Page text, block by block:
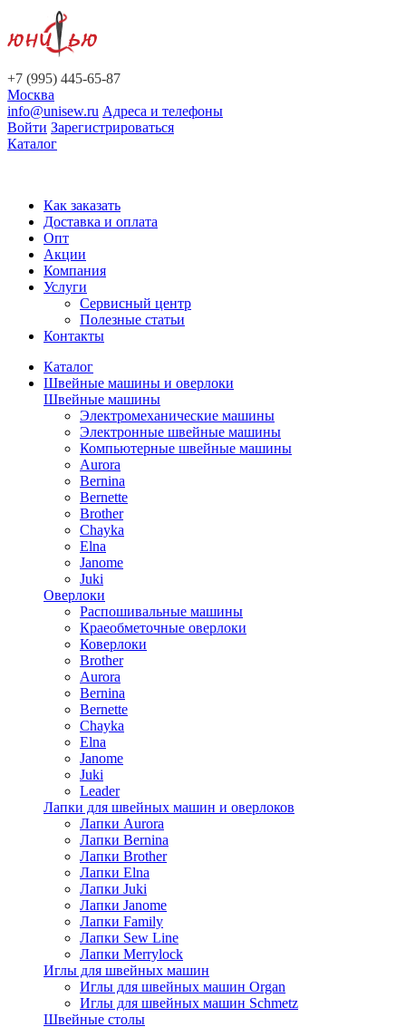
+7 (995) 445-65-87
Москва
info@unisew.ru Адреса и телефоны
Войти Зарегистрироваться
Каталог
Как заказать
Доставка и оплата
Опт
Акции
Компания
Услуги
Сервисный центр
Полезные статьи
Контакты
Каталог
Швейные машины и оверлоки
Швейные машины
Электромеханические машины
Электронные швейные машины
Компьютерные швейные машины
Aurora
Bernina
Bernette
Brother
Chayka
Elna
Janome
Juki
Оверлоки
Распошивальные машины
Краеобметочные оверлоки
Коверлоки
Brother
Aurora
Bernina
Bernette
Chayka
Elna
Janome
Juki
Leader
Лапки для швейных машин и оверлоков
Лапки Aurora
Лапки Bernina
Лапки Brother
Лапки Elna
Лапки Juki
Лапки Janome
Лапки Family
Лапки Sew Line
Лапки Merrylock
Иглы для швейных машин
Иглы для швейных машин Organ
Иглы для швейных машин Schmetz
Швейные столы